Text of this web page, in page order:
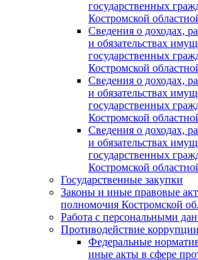
государственных
Костромской
Сведения о доходах,
и обязательствах
государственных
Костромской
Сведения о доходах,
и обязательствах
государственных
Костромской
Сведения о доходах,
и обязательствах
государственных
Костромской
Государственные закупки
Законы и иные правовые
полномочия Костромской
Работа с персональными
Противодействие коррупции
Федеральные
иные акты в сфере